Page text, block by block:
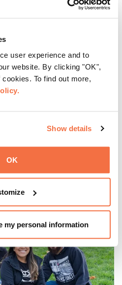
user experience and to
website. By clicking "OK",
To find out more,
Show details
OK
my personal information
ThursDates）——这是您每周
McQueen）主厨掌勺的Town
乐声中品尝饮品和小食；或者
的展厅，那里将呈现快闪表演、